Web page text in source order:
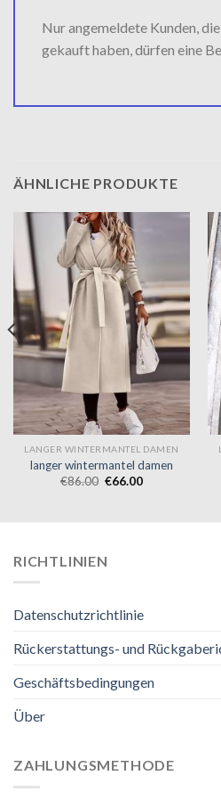
Nur angemeldete Kunden,
gekauft haben, dürfen eine
ÄHNLICHE PRODUKTE
LANGER WINTERMANTEL DAMEN
langer wintermantel damen
€86.00 €66.00
RICHTLINIEN
Datenschutzrichtlinie
Rückerstattungs- und
Geschäftsbedingungen
Über
ZAHLUNGSMETHODE